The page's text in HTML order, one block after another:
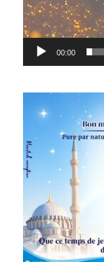
00:00